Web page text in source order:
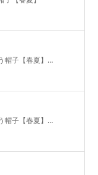
帽子【春夏】…
帽子【春夏】…